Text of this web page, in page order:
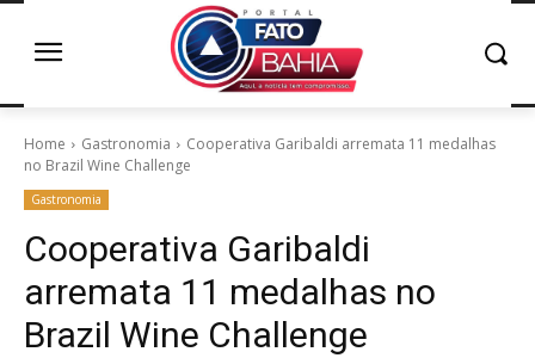
Home Gastronomia
Cooperativa Garibaldi arremata 11 medalhas
no Brazil Wine Challenge
Gastronomia
Cooperativa Garibaldi
arremata 11 medalhas no
Brazil Wine Challenge